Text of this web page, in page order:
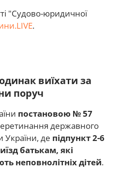
"Судово-юридичної
.
виїхати за
поруч
постановою № 57
державного
України, де підпункт 2-6
батькам, які
неповнолітніх дітей.